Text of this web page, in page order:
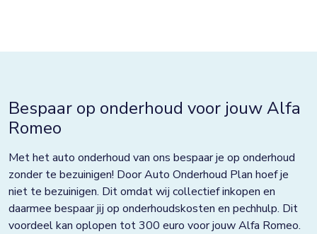
Bespaar op onderhoud voor jouw Alfa
Romeo
Met het auto onderhoud van ons bespaar je op onderhoud
zonder te bezuinigen! Door Auto Onderhoud Plan hoef je
niet te bezuinigen. Dit omdat wij collectief inkopen en
daarmee bespaar jij op onderhoudskosten en pechhulp. Dit
voordeel kan oplopen tot 300 euro voor jouw Alfa Romeo.